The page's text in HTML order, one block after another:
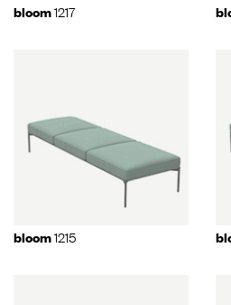
bloom1217
bloom1215